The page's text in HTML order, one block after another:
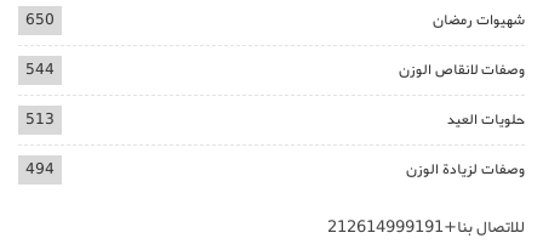
شهيوات رمضان 650
وصفات لانقاص الوزن 544
حلويات العيد 513
وصفات لزيادة الوزن 494
للاتصال بنا+212614999191